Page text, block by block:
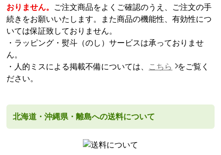
おりません。 ご注文商品をよくご確認のうえ、ご注文の手
続きをお願いいたします。また商品の機能性、有効性につ
いては保証致しておりません。
・ラッピング・熨斗（のし）サービスは承っておりませ
ん。
・人的ミスによる掲載不備については、 こちら
をご覧く
ださい。
北海道・沖縄県・離島への送料について